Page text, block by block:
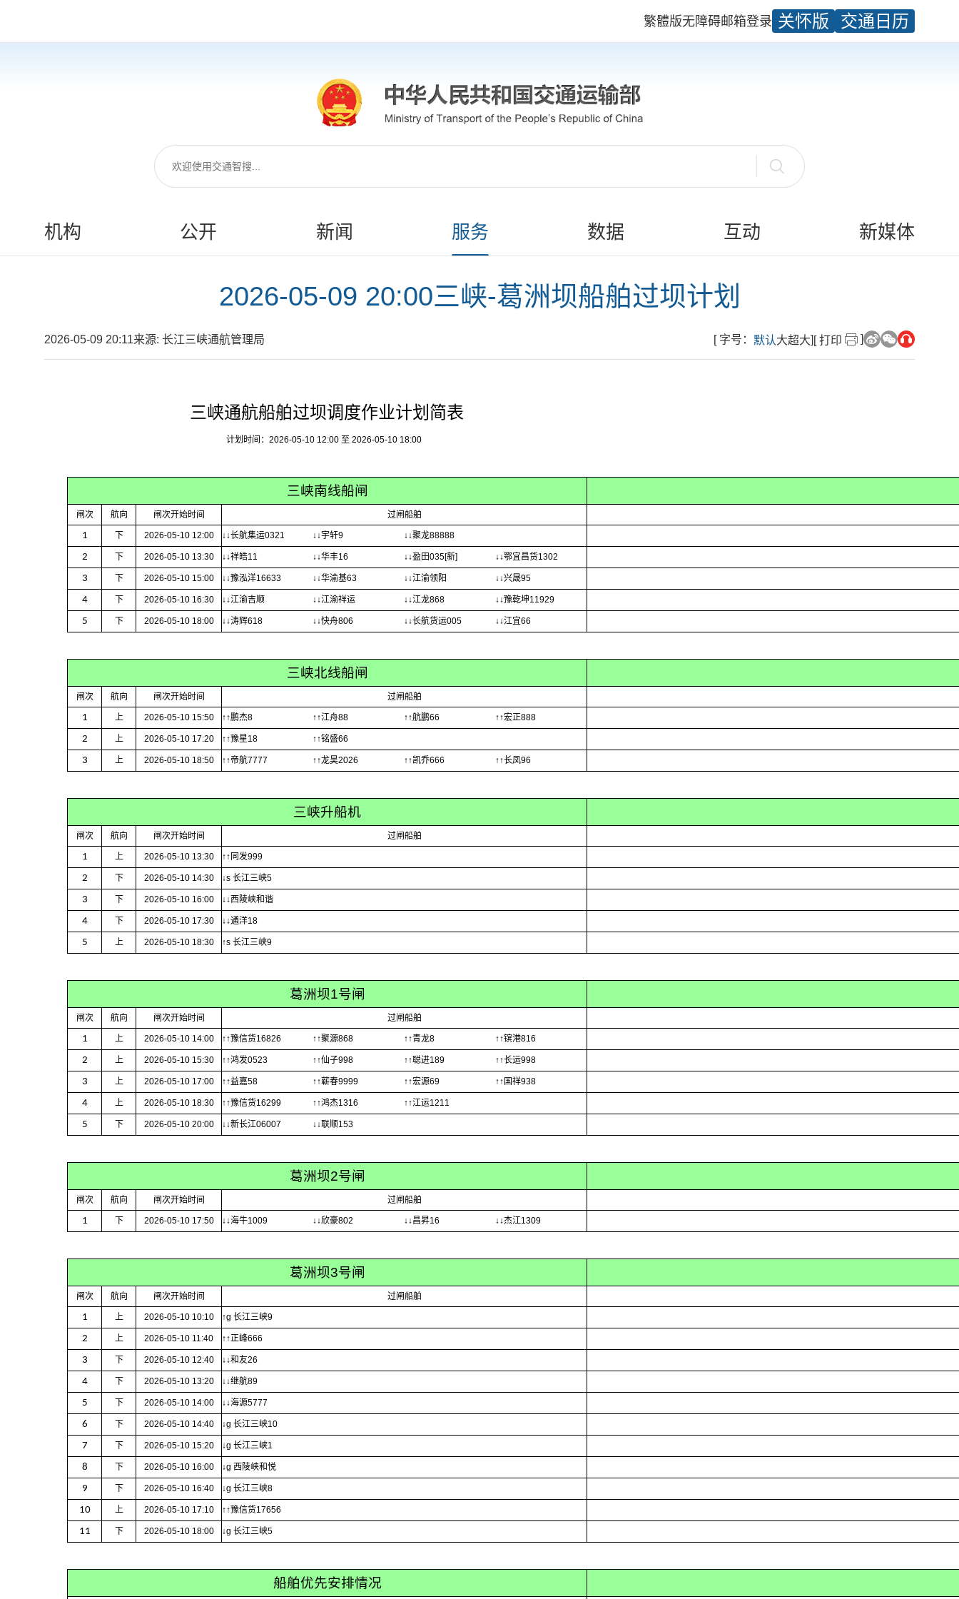
繁體版无障碍邮箱登录 关怀版 交通日历
机构 公开 新闻 服务 数据 互动 新媒体
2026-05-09 20:00三峡-葛洲坝船舶过坝计划
2026-05-09 20:11来源: 长江三峡通航管理局 [ 字号： 默认大超大] [ 打印 ]
三峡通航船舶过坝调度作业计划简表
计划时间：2026-05-10 12:00 至 2026-05-10 18:00
三峡南线船闸
闸次 航向 闸次开始时间 过闸船舶
1 下 2026-05-10 12:00 ↓↓长航集运0321 ↓↓宇轩9 ↓↓聚龙88888
2 下 2026-05-10 13:30 ↓↓祥皓11 ↓↓华丰16 ↓↓盈田035[新] ↓↓鄂宜昌货1302
3 下 2026-05-10 15:00 ↓↓豫泓洋16633 ↓↓华渝基63 ↓↓江渝领阳 ↓↓兴晟95
4 下 2026-05-10 16:30 ↓↓江渝吉顺 ↓↓江渝祥运 ↓↓江龙868 ↓↓豫乾坤11929
5 下 2026-05-10 18:00 ↓↓涛辉618 ↓↓快舟806 ↓↓长航货运005 ↓↓江宜66
三峡北线船闸
闸次 航向 闸次开始时间 过闸船舶
1 上 2026-05-10 15:50 ↑↑鹏杰8 ↑↑江舟88 ↑↑航鹏66 ↑↑宏正888
2 上 2026-05-10 17:20 ↑↑豫星18 ↑↑铭盛66
3 上 2026-05-10 18:50 ↑↑帝航7777 ↑↑龙昊2026 ↑↑凯乔666 ↑↑长凤96
三峡升船机
闸次 航向 闸次开始时间 过闸船舶
1 上 2026-05-10 13:30 ↑↑同发999
2 下 2026-05-10 14:30 ↓s 长江三峡5
3 下 2026-05-10 16:00 ↓↓西陵峡和谐
4 下 2026-05-10 17:30 ↓↓通洋18
5 上 2026-05-10 18:30 ↑s 长江三峡9
葛洲坝1号闸
闸次 航向 闸次开始时间 过闸船舶
1 上 2026-05-10 14:00 ↑↑豫信货16826 ↑↑聚源868 ↑↑青龙8 ↑↑镔港816
2 上 2026-05-10 15:30 ↑↑鸿发0523 ↑↑仙子998 ↑↑聪进189 ↑↑长运998
3 上 2026-05-10 17:00 ↑↑益嘉58 ↑↑蕲春9999 ↑↑宏源69 ↑↑国祥938
4 上 2026-05-10 18:30 ↑↑豫信货16299 ↑↑鸿杰1316 ↑↑江运1211
5 下 2026-05-10 20:00 ↓↓新长江06007 ↓↓联顺153
葛洲坝2号闸
闸次 航向 闸次开始时间 过闸船舶
1 下 2026-05-10 17:50 ↓↓海牛1009 ↓↓欣豪802 ↓↓昌昇16 ↓↓杰江1309
葛洲坝3号闸
闸次 航向 闸次开始时间 过闸船舶
1 上 2026-05-10 10:10 ↑g 长江三峡9
2 上 2026-05-10 11:40 ↑↑正峰666
3 下 2026-05-10 12:40 ↓↓和友26
4 下 2026-05-10 13:20 ↓↓继航89
5 下 2026-05-10 14:00 ↓↓海源5777
6 下 2026-05-10 14:40 ↓g 长江三峡10
7 下 2026-05-10 15:20 ↓g 长江三峡1
8 下 2026-05-10 16:00 ↓g 西陵峡和悦
9 下 2026-05-10 16:40 ↓g 长江三峡8
10 上 2026-05-10 17:10 ↑↑豫信货17656
11 下 2026-05-10 18:00 ↓g 长江三峡5
船舶优先安排情况